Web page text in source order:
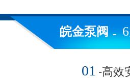
皖金泵阀
01 -高效